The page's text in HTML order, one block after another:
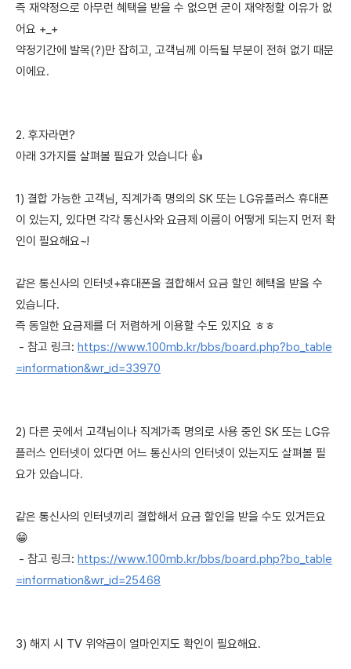
즉 재약정으로 아무런 혜택을 받을 수 없으면 굳이 재약정할 이유가 없
어요 +_+
약정기간에 발목(?)만 잡히고, 고객님께 이득될 부분이 전혀 없기 때문
이에요.
2. 후자라면?
아래 3가지를 살펴볼 필요가 있습니다 👍
1) 결합 가능한 고객님, 직계가족 명의의 SK 또는 LG유플러스 휴대폰
이 있는지, 있다면 각각 통신사와 요금제 이름이 어떻게 되는지 먼저 확
인이 필요해요~!
같은 통신사의 인터넷+휴대폰을 결합해서 요금 할인 혜택을 받을 수
있습니다.
즉 동일한 요금제를 더 저렴하게 이용할 수도 있지요 ㅎㅎ
- 참고 링크: https://www.100mb.kr/bbs/board.php?bo_table
=information&wr_id=33970
2) 다른 곳에서 고객님이나 직계가족 명의로 사용 중인 SK 또는 LG유
플러스 인터넷이 있다면 어느 통신사의 인터넷이 있는지도 살펴볼 필
요가 있습니다.
같은 통신사의 인터넷끼리 결합해서 요금 할인을 받을 수도 있거든요
😁
- 참고 링크: https://www.100mb.kr/bbs/board.php?bo_table
=information&wr_id=25468
3) 해지 시 TV 위약금이 얼마인지도 확인이 필요해요.